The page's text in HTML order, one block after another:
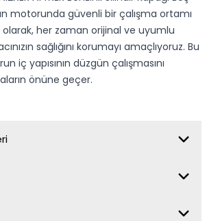
motorunda güvenli bir çalışma ortamı
her zaman orijinal ve uyumlu
sağlığını korumayı amaçlıyoruz. Bu
iç yapısının düzgün çalışmasını
önüne geçer.